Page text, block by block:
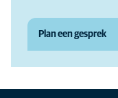
Plan een gesprek